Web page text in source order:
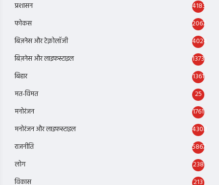
प्रशासन
4183
फोकस
2067
बिज़नेस और टेक्नोलॉजी
4024
बिज़नेस और लाइफस्टाइल
1373
बिहार
1361
मत-विमत
25
मनोरंजन
1761
मनोरंजन और लाइफस्टाइल
4308
राजनीति
5867
लोग
238
विकास
213